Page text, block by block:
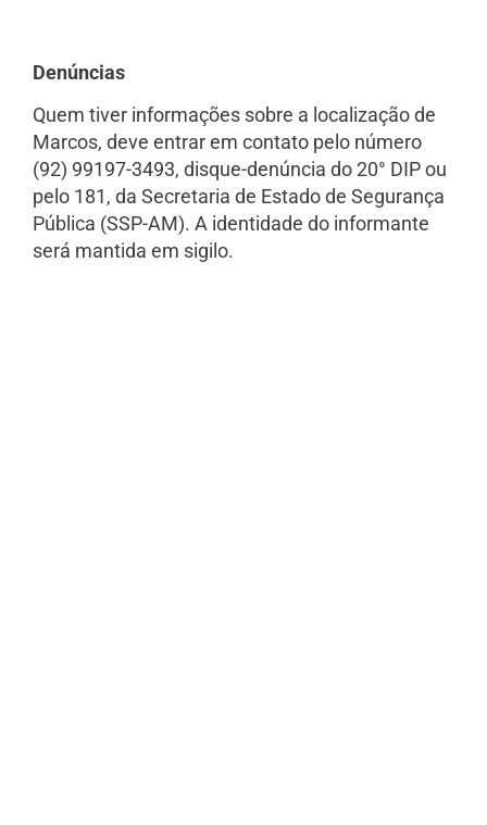
Denúncias
Quem tiver informações sobre a localização de
Marcos, deve entrar em contato pelo número
(92) 99197-3493, disque-denúncia do 20° DIP ou
pelo 181, da Secretaria de Estado de Segurança
Pública (SSP-AM). A identidade do informante
será mantida em sigilo.